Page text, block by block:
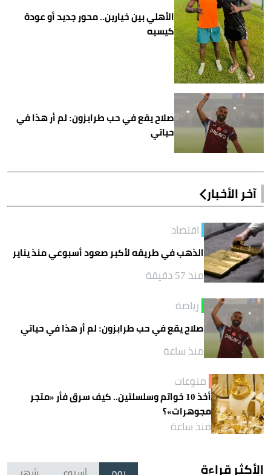
الأهلي بين خيارين.. محور جديد أو عودة
كيسيه
صلاح يقع في حب طرابزون: لم أر هذا في
حياتي
آخر الأخبار
اقتصاد
الذهب في طريقه لأكبر صعود أسبوعي منذ يناير
منذ 57 دقيقة
رياضة
صلاح يقع في حب طرابزون: لم أر هذا في حياتي
منذ ساعة
منوعات
أخذ 10 خواتم وسلسلتين.. كيف سرق فأر «متجر
مجوهرات»؟
منذ ساعة
الأكثر قراءة